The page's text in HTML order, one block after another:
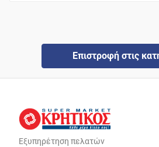
Επιστροφή στις
Εξυπηρέτηση πελατών